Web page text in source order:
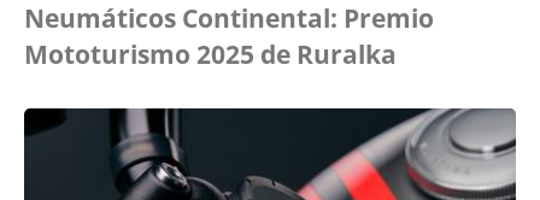
Neumáticos Continental: Premio
Mototurismo 2025 de Ruralka